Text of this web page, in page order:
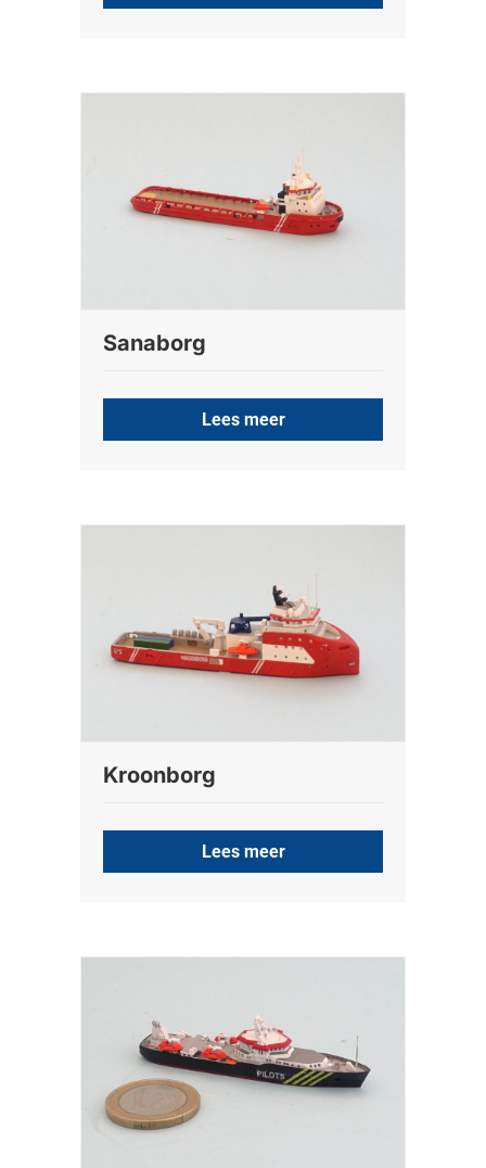
Sanaborg
Lees meer
Kroonborg
Lees meer